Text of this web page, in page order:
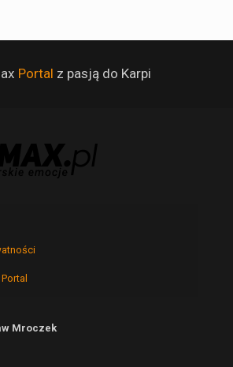
Portal z pasją do Karpi
Mroczek